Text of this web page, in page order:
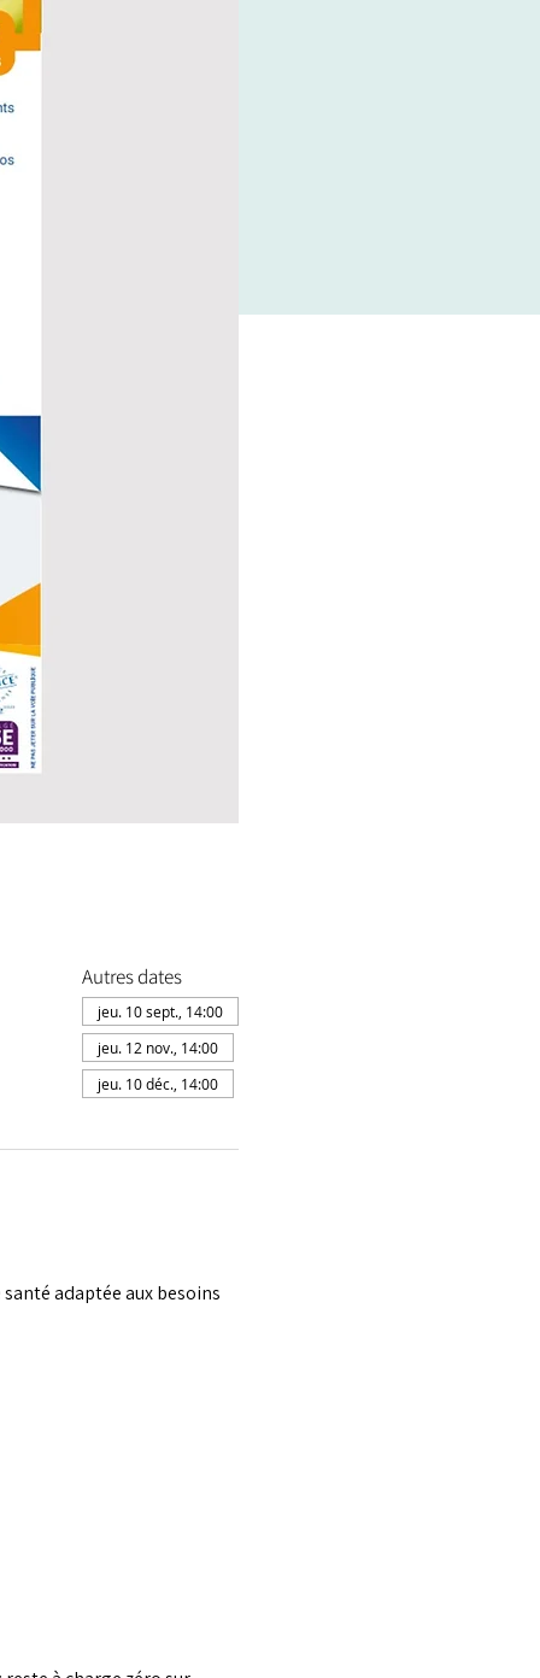
Autres dates
jeu. 10 sept., 14:00
jeu. 12 nov., 14:00
jeu. 10 déc., 14:00
adaptée aux besoins